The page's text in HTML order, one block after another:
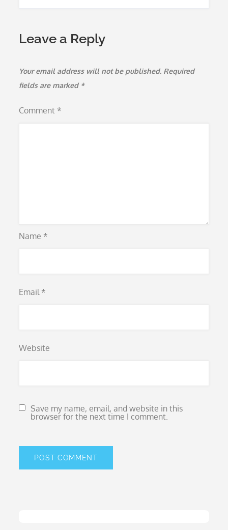
Leave a Reply
Your email address will not be published. Required
fields are marked *
Comment *
Name *
Email *
Website
Save my name, email, and website in this
browser for the next time I comment.